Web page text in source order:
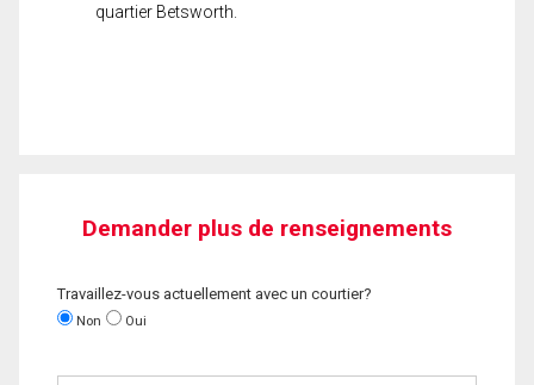
quartier Betsworth.
Demander plus de renseignements
Travaillez-vous actuellement avec un courtier?
Non Oui